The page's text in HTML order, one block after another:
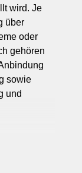
wird. Je
über
oder
gehören
sowie
und